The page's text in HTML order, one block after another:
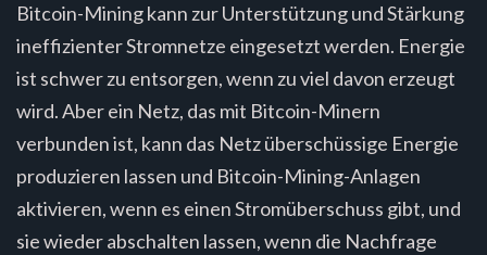
Bitcoin-Mining kann zur Unterstützung und Stärkung
ineffizienter Stromnetze eingesetzt werden. Energie
ist schwer zu entsorgen, wenn zu viel davon erzeugt
wird. Aber ein Netz, das mit Bitcoin-Minern
verbunden ist, kann das Netz überschüssige Energie
produzieren lassen und Bitcoin-Mining-Anlagen
aktivieren, wenn es einen Stromüberschuss gibt, und
sie wieder abschalten lassen, wenn die Nachfrage